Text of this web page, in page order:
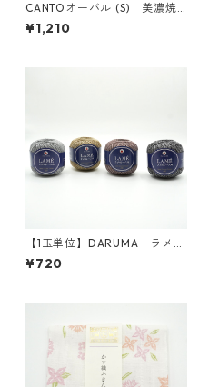
CANTOオーバル (S) 美濃焼
【日本製】
¥1,210
【1玉単位】DARUMA ラメの
レ－ス糸#30
¥720